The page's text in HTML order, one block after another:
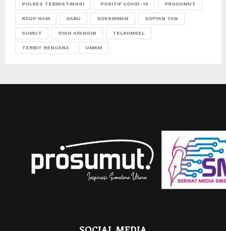
POLRES TEBINGTINGGI POSITIF COVID-19 PROSUMUT
RSUP HAM SABU SOEKIRMAN SOFYAN TAN
SUMUT SYAH AFANDIN TELKOMSEL
TERBIT RENCANA UMKM